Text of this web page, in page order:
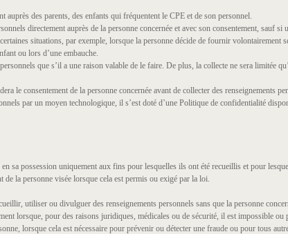
auprès des parents, des enfants qui fréquentent le CPE et de son personnel.
directement auprès de la personne concernée et avec son consentement, sauf si
situations, par exemple, lorsque la personne décide de fournir volontairement
ou lors d’une embauche.
que s’il a une raison valable de le faire. De plus, la collecte ne sera limitée
le consentement de la personne concernée avant de collecter des renseignements
par un moyen technologique, il s’est doté d’une Politique de confidentialité
sa possession uniquement aux fins pour lesquelles ils ont été recueillis et pour
la personne visée lorsque cela est permis ou exigé par la loi.
utiliser ou divulguer des renseignements personnels sans que la personne
lorsque, pour des raisons juridiques, médicales ou de sécurité, il est impossible
lorsque cela est nécessaire pour prévenir ou détecter une fraude ou pour tous